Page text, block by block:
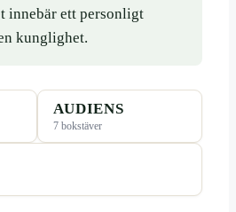
innebär ett personligt
kunglighet.
AUDIENS
7 bokstäver